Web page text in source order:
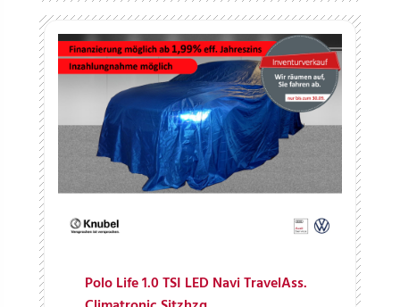
Polo Life 1.0 TSI LED Navi TravelAss.